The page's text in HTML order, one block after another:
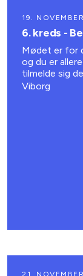
19.
6. kreds -
Mødet er for
og du er
tilmelde sig
Viborg
21.